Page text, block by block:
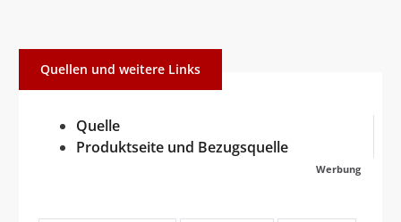
Quellen und weitere Links
Quelle
Produktseite und Bezugsquelle
Werbung